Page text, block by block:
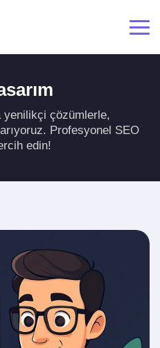
yenilikçi çözümlerle,
Profesyonel SEO
edin!